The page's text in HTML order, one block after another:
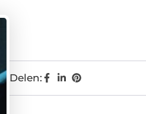
Delen: